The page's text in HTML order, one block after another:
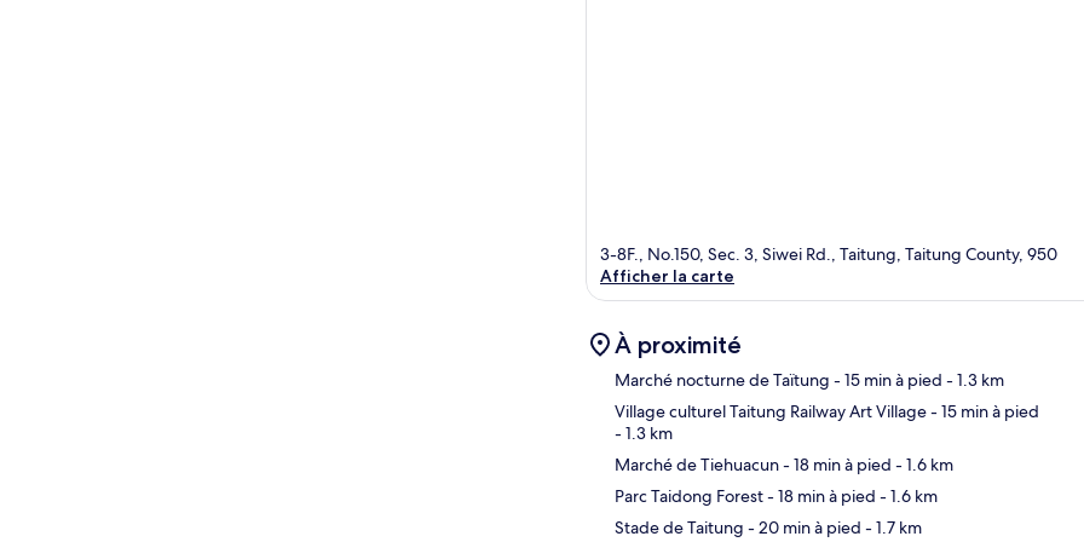
3-8F., No.150, Sec. 3, Siwei Rd., Taitung, Taitung County, 950
Afficher la carte
À proximité
Marché nocturne de Taïtung - 15 min à pied - 1.3 km
Village culturel Taitung Railway Art Village- 15 min à pied
- 1.3 km
Marché de Tiehuacun- 18 min à pied - 1.6 km
Parc Taidong Forest- 18 min à pied - 1.6 km
Stade de Taitung - 20 min à pied - 1.7 km